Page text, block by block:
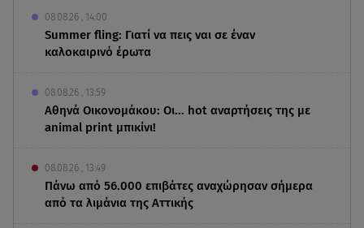
08.08.26 , 14:00
Summer fling: Γιατί να πεις ναι σε έναν
καλοκαιρινό έρωτα
08.08.26 , 13:59
Αθηνά Οικονομάκου: Οι... hot αναρτήσεις της με
animal print μπικίνι!
08.08.26 , 13:49
Πάνω από 56.000 επιβάτες αναχώρησαν σήμερα
από τα λιμάνια της Αττικής